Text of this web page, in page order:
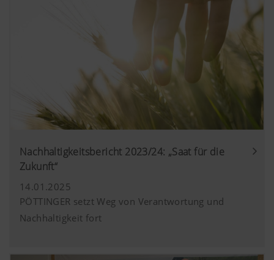
Nachhaltigkeitsbericht 2023/24: „Saat für die
Zukunft“
14.01.2025
PÖTTINGER setzt Weg von Verantwortung und
Nachhaltigkeit fort